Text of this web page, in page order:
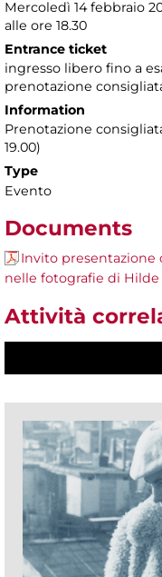
Mercoledì 14 febbraio
alle ore 18.30
Entrance ticket
ingresso libero fino a
prenotazione
Information
Prenotazione
19.00)
Type
Evento
Documents
Invito presentazione
nelle fotografie di Hilde
Attività